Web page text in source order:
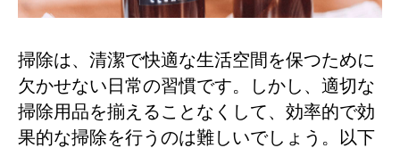
掃除は、清潔で快適な生活空間を保つために
欠かせない日常の習慣です。しかし、適切な
掃除用品を揃えることなくして、効率的で効
果的な掃除を行うのは難しいでしょう。以下